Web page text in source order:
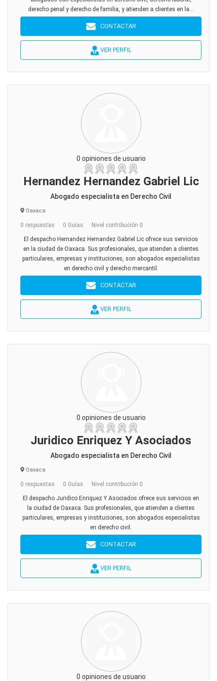
derecho penal y derecho de familia, y atienden a clientes en la...
CONTACTAR
VER PERFIL
0 opiniones de usuario
Hernandez Hernandez Gabriel Lic
Abogado especialista en Derecho Civil
Oaxaca
0 respuestas 0 Guías Nivel contribución 0
El despacho Hernandez Hernandez Gabriel Lic ofrece sus servicios
en la ciudad de Oaxaca. Sus profesionales, que atienden a clientes
particulares, empresas y instituciones, son abogados especialistas
en derecho civil y derecho mercantil.
CONTACTAR
VER PERFIL
0 opiniones de usuario
Juridico Enriquez Y Asociados
Abogado especialista en Derecho Civil
Oaxaca
0 respuestas 0 Guías Nivel contribución 0
El despacho Juridico Enriquez Y Asociados ofrece sus servicios en
la ciudad de Oaxaca. Sus profesionales, que atienden a clientes
particulares, empresas y instituciones, son abogados especialistas
en derecho civil.
CONTACTAR
VER PERFIL
0 opiniones de usuario